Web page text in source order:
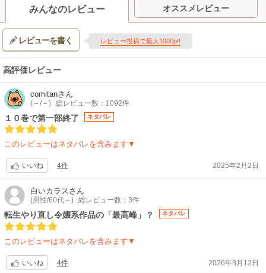
れた。はずが、目覚めると 12 歳の頃にタイムリープしていた！どうやらこ
こは、やり直しの世界――彼女の枕元に置かれていたのは、処刑される前
に自らが綴った血染めの日記。第二の人生を歩み始めたミーアは、帝国の
立て直しを決意。帝国の未来のため？民衆を飢饉から救うため？内戦によ
り命を落とす多くの兵士のため？じゃない！ すべてはギロチンの運命を回
避するため！！「こ、これぐらいわたくしにかかれば簡単ですわ！」小心
者で、保身上等＆自己中最強のポンコツ姫が、自分のために大奮闘。わが
まま姫様の行動がまさかの奇跡を巻き起こす、歴史改変ファンタジーが始
まる。
制作会社】
SILVER LINK.
スタッフ情報】
原作:餅月望（TO ブックス刊） / 原作イラスト:Gilse
監督:伊部勇志
シリーズ構成:赤尾でこ / キャラクターデザイン/総作画監督:大塚舞 / サブ
キャラクターデザイン:藤井ありさ（チップチューン） / プロップデザイン:
直木祥子 / 美術監督:中原英統 / 美術設定:藤瀬智康（チップチューン） / 色
彩設計:山口真奈美 / 撮影監督:新谷優子 / ２D ワークス:チップチューン / ３
D 監督:江田恵一（チップチューン） / 編集:近藤勇二（REAL-T） / 音響監
督:亀山俊樹 / 音響制作:ビットグルーヴプロモーション / 音楽:藤本コウジ
(Sus4 Inc.) / 音楽制作:キングレコード
音楽】
OP:上坂すみれ「ハッピーエンドプリンセス」 / ED:カノエラナ「Queen of
みんなのレビュー オススメレビュー
レビューを書く レビュー投稿で最大1000pt!
高評価レビュー
comitanさん
(－/－) 総レビュー数：1092件
１０巻で第一部終了 ネタバレ
このレビューはネタバレを含みます▼
いいね 4件 2025年2月2日
白いカラスさん
(男性/60代～) 総レビュー数：3件
転生やり直し令嬢系作品の「最高峰」？ ネタバレ
このレビューはネタバレを含みます▼
いいね 4件 2026年3月12日